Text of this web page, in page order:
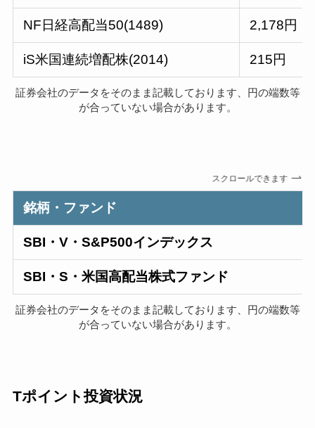
NF日経高配当50(1489) 2,178円
iS米国連続増配株(2014) 215円
証券会社のデータをそのまま記載しております、円の端数等
が合っていない場合があります。
スクロールできます
銘柄・ファンド
SBI・V・S&P500インデックス
SBI・S・米国高配当株式ファンド
証券会社のデータをそのまま記載しております、円の端数等
が合っていない場合があります。
Tポイント投資状況